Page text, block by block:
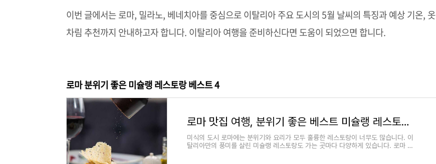
이번 글에서는 로마, 밀라노, 베네치아를 중심으로 이탈리아 주요 도시의 5월 날씨의 특징과 예상 기온, 옷
차림 추천까지 안내하고자 합니다. 이탈리아 여행을 준비하신다면 도움이 되었으면 합니다.
로마 분위기 좋은 미슐랭 레스토랑 베스트 4
로마 맛집 여행, 분위기 좋은 베스트 미슐랭 레스토랑 4
미식의 도시 로마에는 분위기와 요리가 모두 훌륭한 레스토랑이 너무도 많습니다. 이
탈리아만의 풍미를 살린 미슐랭 레스토랑도 가는 곳마다 다양하게 있습니다. 로마 여